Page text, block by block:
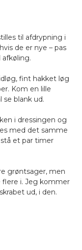
til afdrypning i
de er nye – pas
fint hakket løg
Kom en lille
se blank ud.
i dressingen og
med det samme
et par timer
grøntsager, men
i. Jeg kommer
ud, i den.